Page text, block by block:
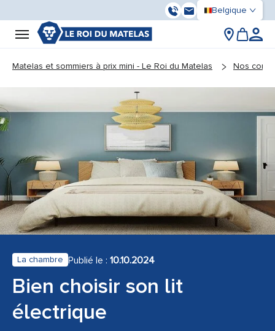
03 59 55 37 13
Contactez-nous
Belgique
Matelas et sommiers à prix mini - Le Roi du Matelas Nos
La chambre Publié le : 10.10.2024
Bien choisir son lit
électrique